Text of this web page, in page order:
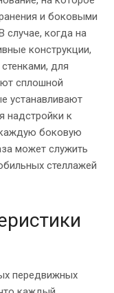
и боковыми
случае, когда на
конструкции,
для
сплошной
устанавливают
надстройки к
боковую
может служить
стеллажей
передвижных